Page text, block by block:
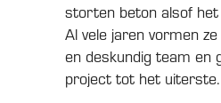
storten beton alsof het
Al vele jaren vormen
en deskundig team en
project tot het uiterste.